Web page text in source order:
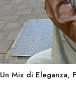
Un Mix di Eleganza,